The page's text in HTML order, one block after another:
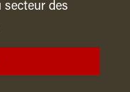
secteur des